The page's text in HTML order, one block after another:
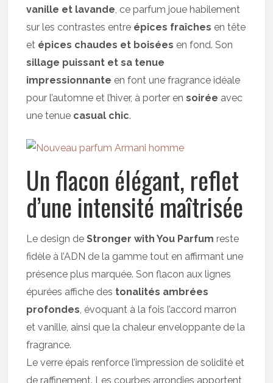
vanille et lavande, ce parfum joue habilement
sur les contrastes entre épices fraîches en tête
et épices chaudes et boisées en fond. Son
sillage puissant et sa tenue
impressionnante en font une fragrance idéale
pour l’automne et l’hiver, à porter ensoirée avec
une tenue casual chic.
Un flacon élégant, reflet
d’une intensité maîtrisée
Le design deStronger with You Parfum reste
fidèle à l’ADN de la gamme tout en affirmant une
présence plus marquée. Son flacon aux lignes
épurées affiche des tonalités ambrées
profondes, évoquant à la fois l’accord marron
et vanille, ainsi que la chaleur enveloppante de la
fragrance.
Le verre épais renforce l’impression de solidité et
de raffinement. Les courbes arrondies apportent